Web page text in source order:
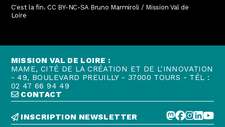
C'est la fin. CC BY-NC-SA Bruno Marmiroli / Mission Val de
Loire
MISSION VAL DE LOIRE :
MAME, CITÉ DE LA CRÉATION ET DE L'INNOVATION
- 49, BOULEVARD PREUILLY - 37000 TOURS - TÉL :
02 47 66 94 49
CONTACT
INSCRIPTION NEWSLETTER